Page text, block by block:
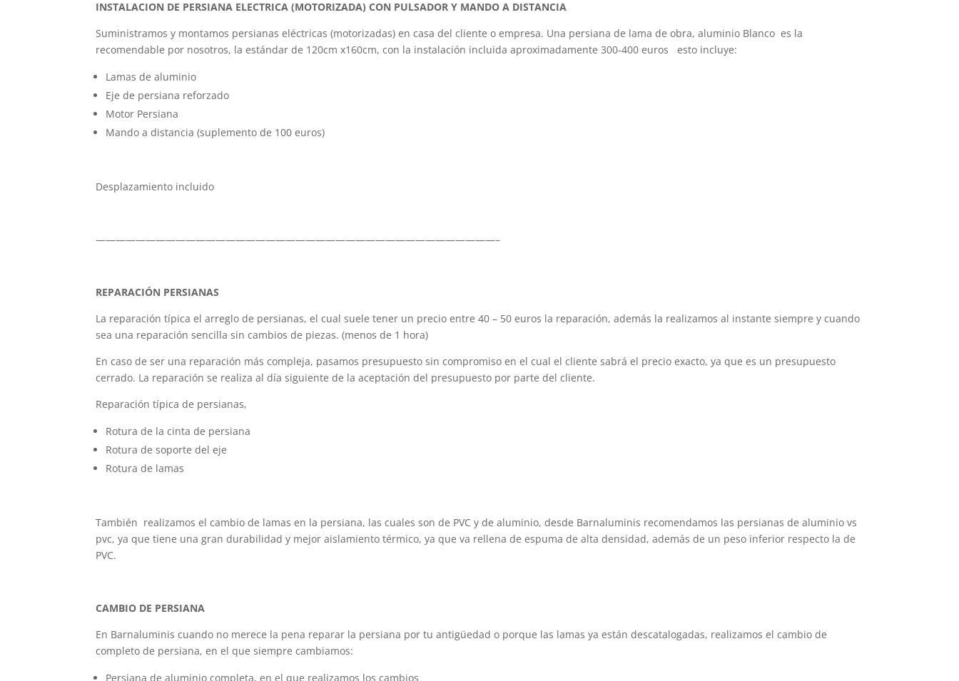
INSTALACION DE PERSIANA ELECTRICA (MOTORIZADA) CON PULSADOR Y MANDO A DISTANCIA
Suministramos y montamos persianas eléctricas (motorizadas) en casa del cliente o empresa. Una persiana de lama de obra, aluminio Blanco es la
recomendable por nosotros, la estándar de 120cm x160cm, con la instalación incluida aproximadamente 300-400 euros esto incluye:
Lamas de aluminio
Eje de persiana reforzado
Motor Persiana
Mando a distancia (suplemento de 100 euros)
Desplazamiento incluido
————————————————————————————————————————–
REPARACIÓN PERSIANAS
La reparación típica el arreglo de persianas, el cual suele tener un precio entre 40 – 50 euros la reparación, además la realizamos al instante siempre y cuando
sea una reparación sencilla sin cambios de piezas. (menos de 1 hora)
En caso de ser una reparación más compleja, pasamos presupuesto sin compromiso en el cual el cliente sabrá el precio exacto, ya que es un presupuesto
cerrado. La reparación se realiza al día siguiente de la aceptación del presupuesto por parte del cliente.
Reparación típica de persianas,
Rotura de la cinta de persiana
Rotura de soporte del eje
Rotura de lamas
También realizamos el cambio de lamas en la persiana, las cuales son de PVC y de aluminio, desde Barnaluminis recomendamos las persianas de aluminio vs
pvc, ya que tiene una gran durabilidad y mejor aislamiento térmico, ya que va rellena de espuma de alta densidad, además de un peso inferior respecto la de
PVC.
CAMBIO DE PERSIANA
En Barnaluminis cuando no merece la pena reparar la persiana por tu antigüedad o porque las lamas ya están descatalogadas, realizamos el cambio de
completo de persiana, en el que siempre cambiamos:
Persiana de aluminio completa, en el que realizamos los cambios